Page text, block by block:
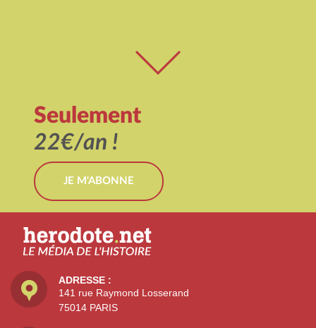
Seulement
22€/an !
JE M'ABONNE
ADRESSE :
141 rue Raymond Losserand
75014 PARIS